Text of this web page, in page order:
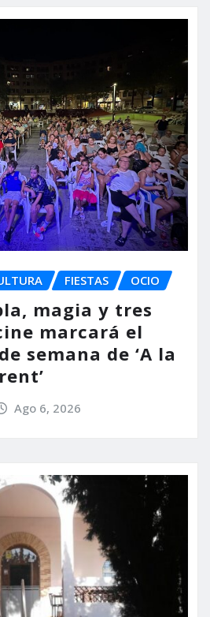
FIESTAS OCIO
magia y tres
marcará el
semana de ‘A la
Ago 6, 2026